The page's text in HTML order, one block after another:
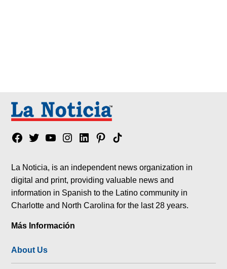
Facebook
TwitterYouTubeInstagram
LinkedinPinterest
Tik
La Noticia, is an independent news organization in
digital and print, providing valuable news and
information in Spanish to the Latino community in
Charlotte and North Carolina for the last 28 years.
Más Información
About Us